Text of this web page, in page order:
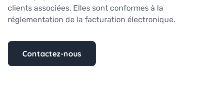
clients associées. Elles sont conformes à la
réglementation de la facturation électronique.
Contactez-nous